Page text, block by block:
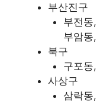
부산진구
부전동
부암동
북구
구포동
사상구
삼락동